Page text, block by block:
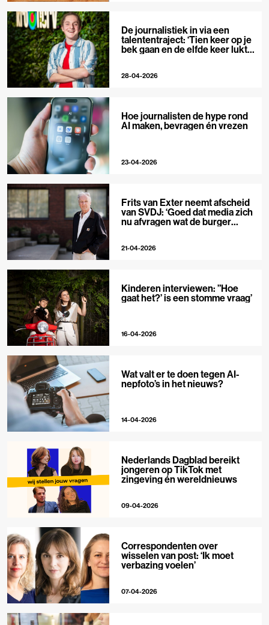
De journalistiek in via een
talententraject: ‘Tien keer op je
bek gaan en de elfde keer lukt
28-04-2026
Hoe journalisten de hype rond
AI maken, bevragen én vrezen
23-04-2026
Frits van Exter neemt afscheid
van SVDJ: ‘Goed dat media zich
nu afvragen wat de burger
21-04-2026
Kinderen interviewen: ”Hoe
gaat het?’ is een stomme vraag’
16-04-2026
Wat valt er te doen tegen AI-
nepfoto’s in het nieuws?
14-04-2026
Nederlands Dagblad bereikt
jongeren op TikTok met
zingeving én wereldnieuws
09-04-2026
Correspondenten over
wisselen van post: ‘Ik moet
verbazing voelen’
07-04-2026